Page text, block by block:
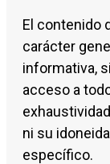
El contenido
carácter
informativa,
acceso a
ni su
específico.